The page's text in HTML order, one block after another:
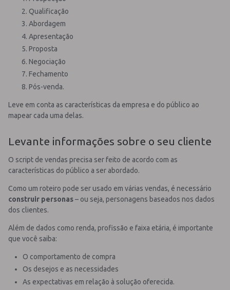
Qualificação
Abordagem
Apresentação
Proposta
Negociação
Fechamento
Pós-venda.
Leve em conta as características da empresa e do público ao
mapear cada uma delas.
Levante informações sobre o seu cliente
O script de vendas precisa ser feito de acordo com as
características do público a ser abordado.
Como um roteiro pode ser usado em várias vendas, é necessário
construir personas– ou seja, personagens baseados nos dados
dos clientes.
Além de dados como renda, profissão e faixa etária, é importante
que você saiba:
O comportamento de compra
Os desejos e as necessidades
As expectativas em relação à solução oferecida.